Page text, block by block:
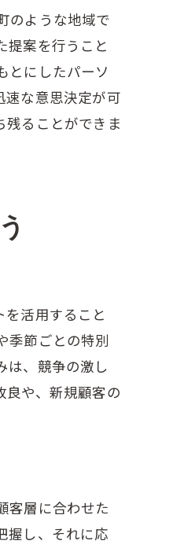
のような地域で
提案を行うこと
とにしたパーソ
速な意思決定が可
ることができま
活用すること
季節ごとの特別
は、競争の激し
良や、新規顧客の
客層に合わせた
握し、それに応